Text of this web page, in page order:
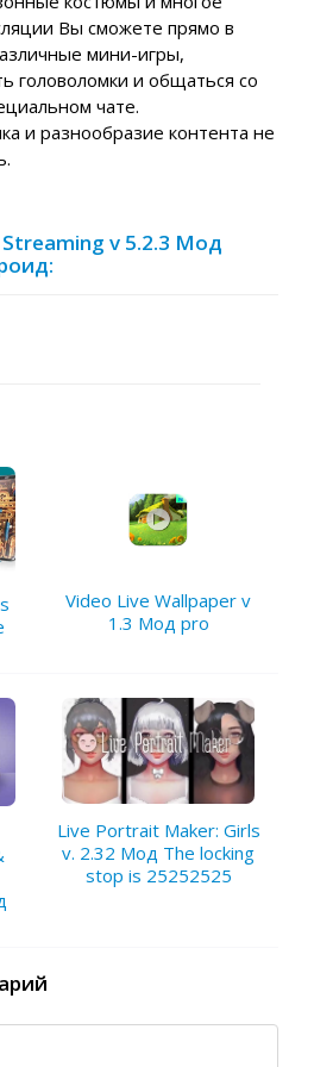
Вы сможете прямо в
мини-игры,
головоломки и общаться со
чате.
и разнообразие контента не
Streaming v 5.2.3 Мод
Video Live Wallpaper v
1.3 Мод pro
Live Portrait Maker: Girls
v. 2.32 Мод The locking
stop is 25252525